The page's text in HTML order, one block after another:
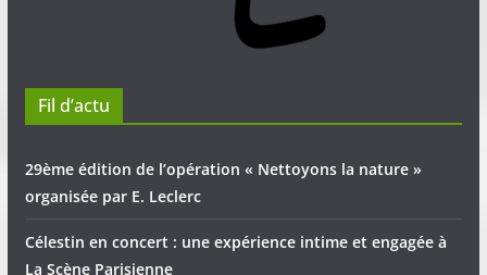
Fil d’actu
29ème édition de l’opération « Nettoyons la nature »
organisée par E. Leclerc
Célestin en concert : une expérience intime et engagée à
La Scène Parisienne